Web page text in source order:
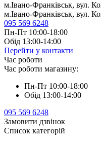
м.Івано-Франківськ, вул.
м.Івано-Франківськ, вул.
095 569 6248
Пн-Пт 10:00-18:00
Обід 13:00-14:00
Перейти у контакти
Час роботи
Час роботи магазину:
Пн-Пт 10:00-18:00
Обід 13:00-14:00
095 569 6248
Замовити дзвінок
Список категорій